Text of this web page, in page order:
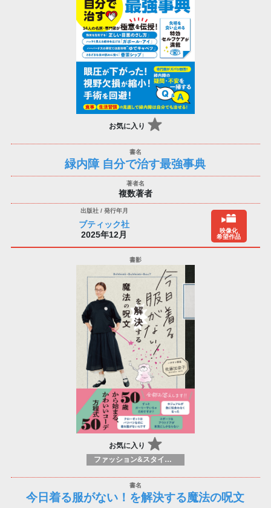
お気に入り
緑内障 自分で治す最強事典
複数著者
ブティック社
2025年12月
映像化
希望作品
お気に入り
ファッション&スタイルガイド
今日着る服がない！を解決する魔法の呪文